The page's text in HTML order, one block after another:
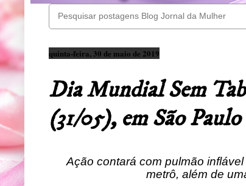
quinta-feira, 30 de maio de 2019
Dia Mundial Sem
(31/05), em São Paulo
Ação contará com pulmão
metrô, além de